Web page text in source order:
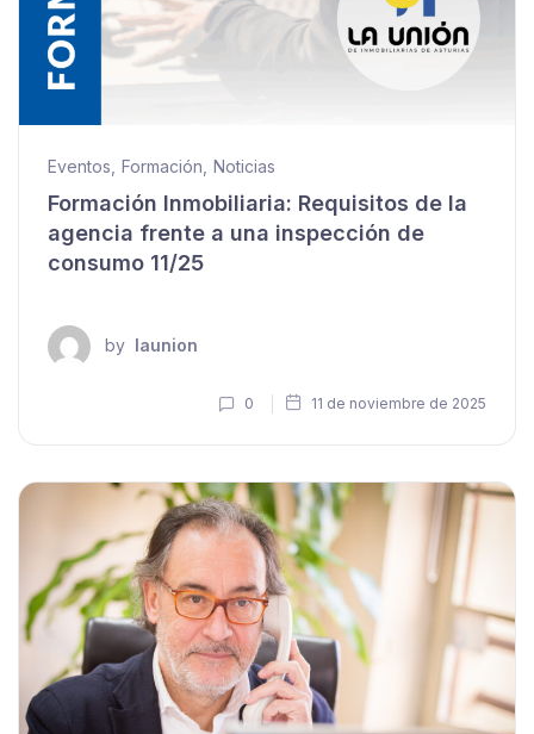
Eventos Formación Noticias
Formación Inmobiliaria: Requisitos de la
agencia frente a una inspección de
consumo 11/25
by launion
0 11 de noviembre de 2025